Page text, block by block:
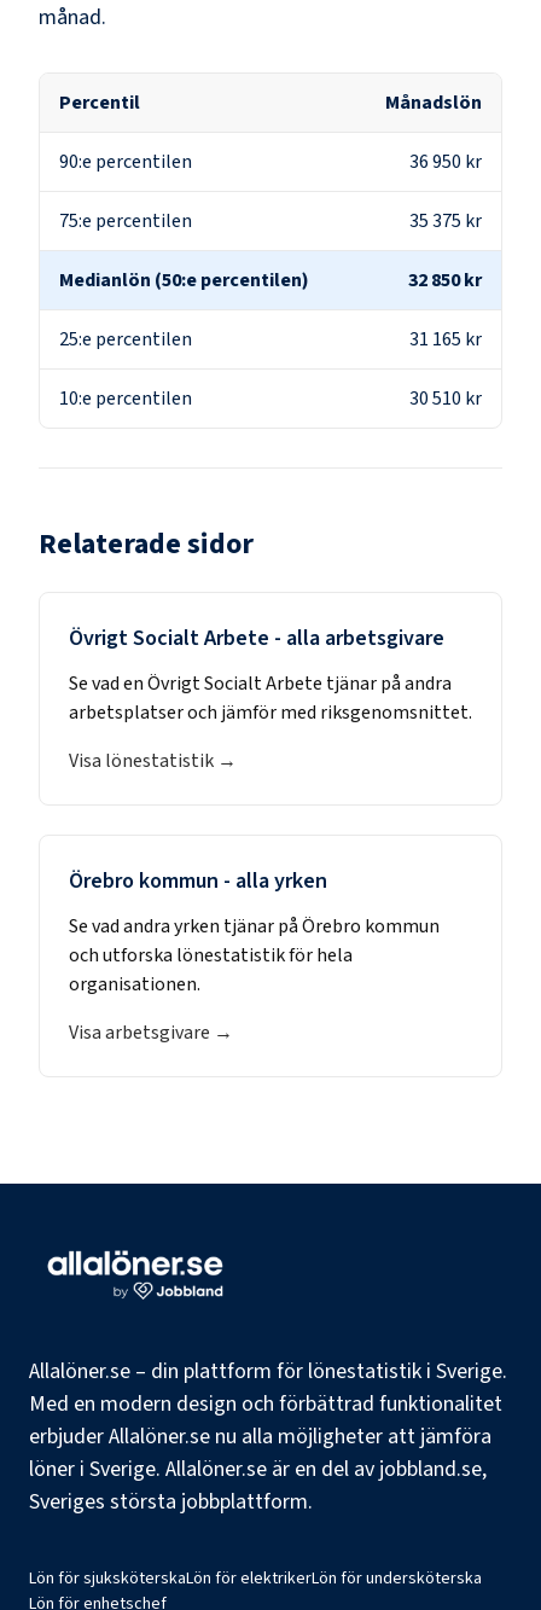
månad.
Percentil Månadslön
90:e percentilen 36 950 kr
75:e percentilen 35 375 kr
Medianlön (50:e percentilen) 32 850 kr
25:e percentilen 31 165 kr
10:e percentilen 30 510 kr
Relaterade sidor
Övrigt Socialt Arbete - alla arbetsgivare
Se vad enÖvrigt Socialt Arbete tjänar på andra
arbetsplatser och jämför med riksgenomsnittet.
Visa lönestatistik →
Örebro kommun - alla yrken
Se vad andra yrken tjänar påÖrebro kommun
och utforska lönestatistik för hela
organisationen.
Visa arbetsgivare →
Allalöner.se – din plattform för lönestatistik i Sverige.
Med en modern design och förbättrad funktionalitet
erbjuder Allalöner.se nu alla möjligheter att jämföra
löner i Sverige. Allalöner.se är en del av jobbland.se,
Sveriges största jobbplattform.
Lön för sjuksköterskaLön för elektrikerLön för undersköterska
Lön för enhetschef